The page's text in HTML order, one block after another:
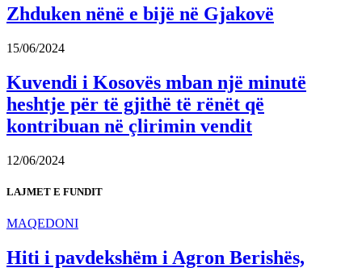
Zhduken nënë e bijë në Gjakovë
15/06/2024
Kuvendi i Kosovës mban një minutë
heshtje për të gjithë të rënët që
kontribuan në çlirimin vendit
12/06/2024
LAJMET E FUNDIT
MAQEDONI
Hiti i pavdekshëm i Agron Berishës,